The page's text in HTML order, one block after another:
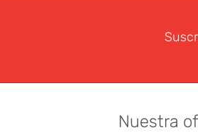
Nuestra